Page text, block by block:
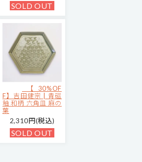
SOLD OUT
【30%OF
F】吉田健宗 | 青磁
釉 和柄 六角皿 麻の
葉
2,310円(税込)
SOLD OUT